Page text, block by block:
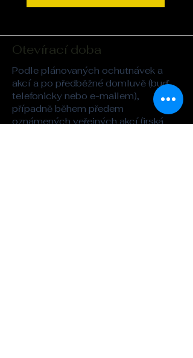
Otevírací doba
Podle plánovaných ochutnávek a
akcí a po předběžné domluvě (buď
telefonicky nebo e-mailem),
případně během předem
oznámených veřejných akcí (irská